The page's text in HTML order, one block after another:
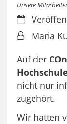
Unsere
Datum:
Von:Maria
Auf der
nicht nur
zugehört.
Wir hatten